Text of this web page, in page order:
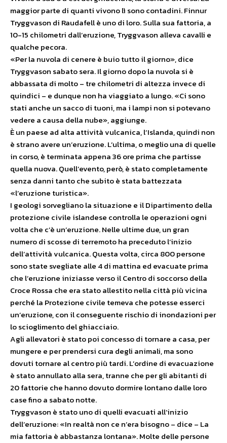
maggior parte di quanti vivono lì sono contadini. Finnur
Tryggvason di Raudafell è uno di loro. Sulla sua fattoria, a
10-15 chilometri dall’eruzione, Tryggvason alleva cavalli e
qualche pecora.
«Per la nuvola di cenere è buio tutto il giorno», dice
Tryggvason sabato sera. Il giorno dopo la nuvola si è
abbassata di molto – tre chilometri di altezza invece di
quindici – e dunque non ha viaggiato a lungo. «Ci sono
stati anche un sacco di tuoni, ma i lampi non si potevano
vedere a causa della nube», aggiunge.
È un paese ad alta attività vulcanica, l’Islanda, quindi non
è strano avere un’eruzione. L’ultima, o meglio una di quelle
in corso, è terminata appena 36 ore prima che partisse
quella nuova. Quell’evento, però, è stato completamente
senza danni tanto che subito è stata battezzata
«l’eruzione turistica».
I geologi sorvegliano la situazione e il Dipartimento della
protezione civile islandese controlla le operazioni ogni
volta che c’è un’eruzione. Nelle ultime due, un gran
numero di scosse di terremoto ha preceduto l’inizio
dell’attività vulcanica. Questa volta, circa 800 persone
sono state svegliate alle 4 di mattina ed evacuate prima
che l’eruzione iniziasse verso il Centro di soccorso della
Croce Rossa che era stato allestito nella città più vicina
perché la Protezione civile temeva che potesse esserci
un’eruzione, con il conseguente rischio di inondazioni per
lo scioglimento del ghiacciaio.
Agli allevatori è stato poi concesso di tornare a casa, per
mungere e per prendersi cura degli animali, ma sono
dovuti tornare al centro più tardi. L’ordine di evacuazione
è stato annullato alla sera, tranne che per gli abitanti di
20 fattorie che hanno dovuto dormire lontano dalle loro
case fino a sabato notte.
Tryggvason è stato uno di quelli evacuati all’inizio
dell’eruzione: «In realtà non ce n’era bisogno – dice – La
mia fattoria è abbastanza lontana». Molte delle persone